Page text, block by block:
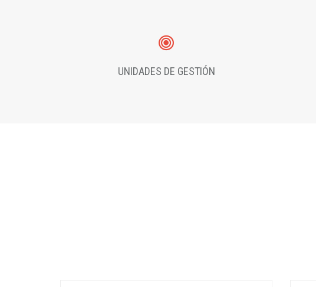
UNIDADES DE GESTIÓN